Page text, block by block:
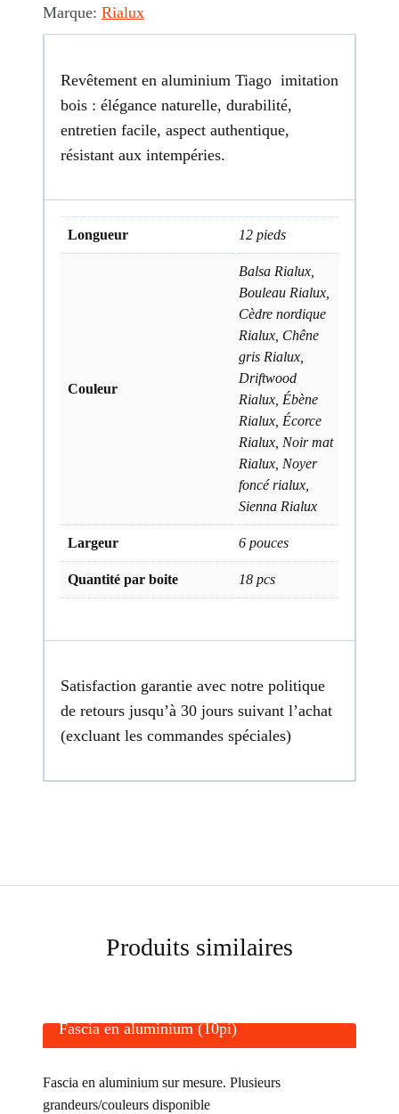
de
Tiago
p.c)
Marque: Rialux
Revêtement en aluminium Tiago imitation
bois : élégance naturelle, durabilité,
entretien facile, aspect authentique,
résistant aux intempéries.
Longueur 12 pieds
Couleur
Balsa Rialux,
Bouleau Rialux,
Cèdre nordique
Rialux, Chêne
gris Rialux,
Driftwood
Rialux, Ébène
Rialux, Écorce
Rialux, Noir mat
Rialux, Noyer
foncé rialux,
Sienna Rialux
Largeur 6 pouces
Quantité par boite 18 pcs
Satisfaction garantie avec notre politique
de retours jusqu’à 30 jours suivant l’achat
(excluant les commandes spéciales)
Produits similaires
Fascia en aluminium (10pi)
Fascia en aluminium sur mesure. Plusieurs
grandeurs/couleurs disponible